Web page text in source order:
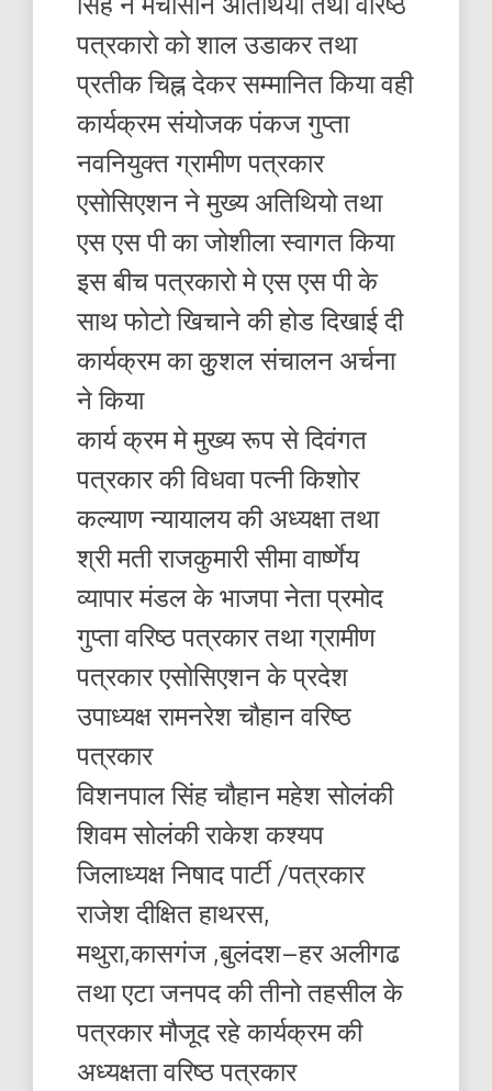
पत्रकारो को शाल उडाकर तथा
प्रतीक चिह्न देकर सम्मानित किया वही
कार्यक्रम संयोजक पंकज गुप्ता
नवनियुक्त ग्रामीण पत्रकार
एसोसिएशन ने मुख्य अतिथियो तथा
एस एस पी का जोशीला स्वागत किया
इस बीच पत्रकारो मे एस एस पी के
साथ फोटो खिचाने की होड दिखाई दी
कार्यक्रम का कुुशल संचालन अर्चना
ने किया
कार्य क्रम मे मुख्य रूप से दिवंगत
पत्रकार की विधवा पत्नी किशोर
कल्याण न्यायालय की अध्यक्षा तथा
श्री मती राजकुमारी सीमा वार्ष्णेय
व्यापार मंडल के भाजपा नेता प्रमोद
गुप्ता वरिष्ठ पत्रकार तथा ग्रामीण
पत्रकार एसोसिएशन के प्रदेश
उपाध्यक्ष रामनरेश चौहान वरिष्ठ
पत्रकार
विशनपाल सिंह चौहान महेश सोलंकी
शिवम सोलंकी राकेश कश्यप
जिलाध्यक्ष निषाद पार्टी /पत्रकार
राजेश दीक्षित हाथरस,
मथुरा,कासगंज ,बुलंदश–हर अलीगढ
तथा एटा जनपद की तीनो तहसील के
पत्रकार मौजूद रहे कार्यक्रम की
अध्यक्षता वरिष्ठ पत्रकार